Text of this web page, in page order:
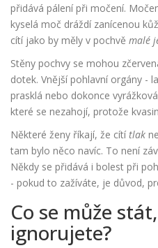
přidává pálení při močení.
kyselá moč dráždí zanícenou
cítí jako by měly v pochvě malé
Stěny pochvy se mohou
dotek. Vnější pohlavní orgány -
prasklá nebo dokonce
které se nezahojí, protože
Některé ženy říkají, že cítí tlak
tam bylo něco navíc. To není
Někdy se přidává i bolest při
- pokud to zažíváte, je důvod,
Co se může
ignorujete?